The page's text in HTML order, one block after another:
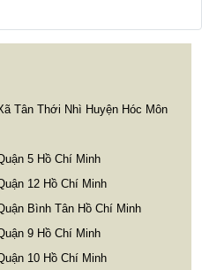
Tân Thới Nhì Huyện Hóc Môn
5 Hồ Chí Minh
12 Hồ Chí Minh
Bình Tân Hồ Chí Minh
9 Hồ Chí Minh
10 Hồ Chí Minh